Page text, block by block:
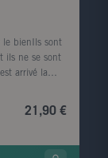
le bienIls sont
ils ne se sont
arrivé la
sait tenir
21,90 €